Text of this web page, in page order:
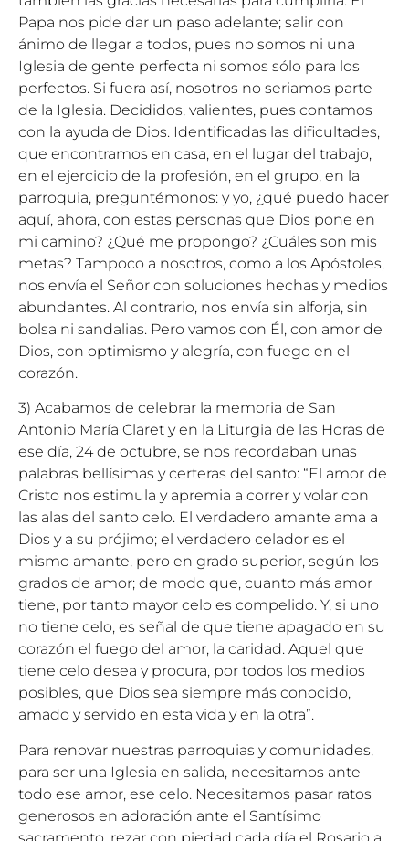
Papa nos pide dar un paso adelante; salir con
ánimo de llegar a todos, pues no somos ni una
Iglesia de gente perfecta ni somos sólo para los
perfectos. Si fuera así, nosotros no seriamos parte
de la Iglesia. Decididos, valientes, pues contamos
con la ayuda de Dios. Identificadas las dificultades,
que encontramos en casa, en el lugar del trabajo,
en el ejercicio de la profesión, en el grupo, en la
parroquia, preguntémonos: y yo, ¿qué puedo hacer
aquí, ahora, con estas personas que Dios pone en
mi camino? ¿Qué me propongo? ¿Cuáles son mis
metas? Tampoco a nosotros, como a los Apóstoles,
nos envía el Señor con soluciones hechas y medios
abundantes. Al contrario, nos envía sin alforja, sin
bolsa ni sandalias. Pero vamos con Él, con amor de
Dios, con optimismo y alegría, con fuego en el
corazón.
3) Acabamos de celebrar la memoria de San
Antonio María Claret y en la Liturgia de las Horas de
ese día, 24 de octubre, se nos recordaban unas
palabras bellísimas y certeras del santo: “El amor de
Cristo nos estimula y apremia a correr y volar con
las alas del santo celo. El verdadero amante ama a
Dios y a su prójimo; el verdadero celador es el
mismo amante, pero en grado superior, según los
grados de amor; de modo que, cuanto más amor
tiene, por tanto mayor celo es compelido. Y, si uno
no tiene celo, es señal de que tiene apagado en su
corazón el fuego del amor, la caridad. Aquel que
tiene celo desea y procura, por todos los medios
posibles, que Dios sea siempre más conocido,
amado y servido en esta vida y en la otra”.
Para renovar nuestras parroquias y comunidades,
para ser una Iglesia en salida, necesitamos ante
todo ese amor, ese celo. Necesitamos pasar ratos
generosos en adoración ante el Santísimo
sacramento, rezar con piedad cada día el Rosario a